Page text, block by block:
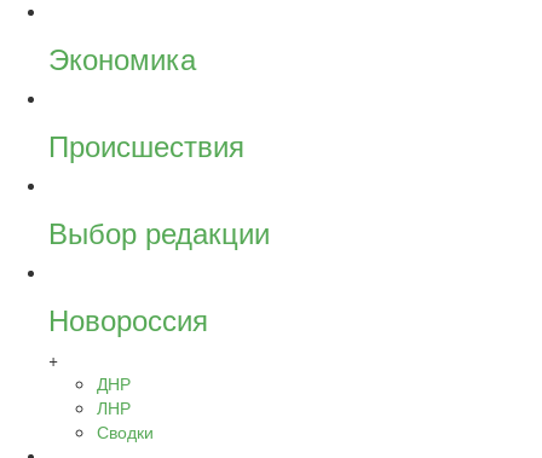
Экономика
Происшествия
Выбор редакции
Новороссия
+
ДНР
ЛНР
Сводки